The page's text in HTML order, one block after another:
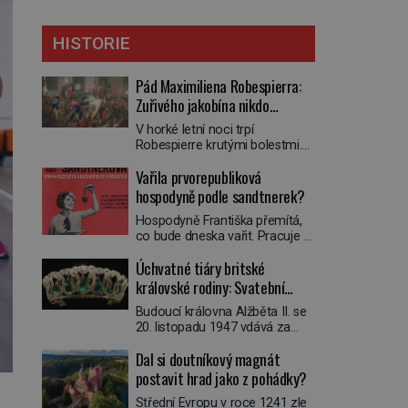
HISTORIE
Pád Maximiliena Robespierra:
Zuřivého jakobína nikdo
nelitoval?
V horké letní noci trpí
Robespierre krutými bolestmi.
víří kolotoč myšlenek. Když se
probere z mdlob, vzpomene si
na jednu z pařížských
jasnovidek, kterou před lety
navštívil. Prorokovala mu
vysmál. „Robespierre to
dotáhne hodně daleko,“
prohlásil o něm jiný významný
francouzský revolucionář,
Honoré de Mirabeau […]
Vařila prvorepubliková
hospodyně podle sandtnerek?
Hospodyně Františka přemítá,
co bude dneska vařit. Pracuje v
mlsný jazýček. Zalistuje proto
rychle v jedné ze „sandtnerek“.
„Zaplaťpánbůh, že už
nemusíme chodit s lístky,“
povzdechne si směrem ke
ruce. Ještě v prvních letech
nové republiky fungoval kvůli
nedostatku zboží přídělový
Úchvatné tiáry britské
královské rodiny: Svatební
klenot Alžbětě II. praskl
Budoucí královna Alžběta II. se
20. listopadu 1947 vdává za
Mountbattena. Aby měla na
obřad ve Westminsteru podle
tradice „něco vypůjčeného“, její
Dal si doutníkový magnát
postavit hrad jako z pohádky?
Střední Evropu v roce 1241 zle